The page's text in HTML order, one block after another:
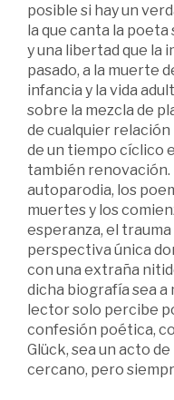
posible si hay un
la que canta la poeta
y una libertad que la
pasado, a la muerte
infancia y la vida
sobre la mezcla de
de cualquier relación
de un tiempo cíclico
también renovación.
autoparodia, los
muertes y los
esperanza, el
perspectiva única
con una extraña
dicha biografía sea a
lector solo percibe
confesión poética,
Glück, sea un acto
cercano, pero